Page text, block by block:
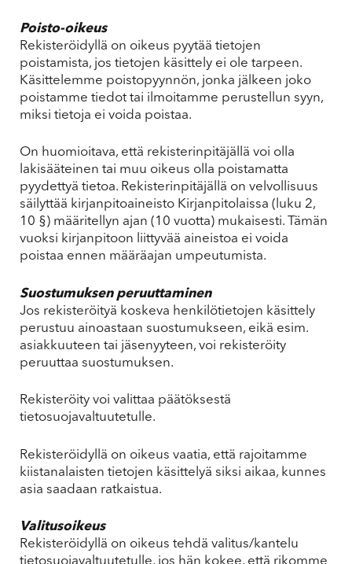
Poisto-oikeus
Rekisteröidyllä on oikeus pyytää tietojen
poistamista, jos tietojen käsittely ei ole tarpeen.
Käsittelemme poistopyynnön, jonka jälkeen joko
poistamme tiedot tai ilmoitamme perustellun syyn,
miksi tietoja ei voida poistaa.
On huomioitava, että rekisterinpitäjällä voi olla
lakisääteinen tai muu oikeus olla poistamatta
pyydettyä tietoa. Rekisterinpitäjällä on velvollisuus
säilyttää kirjanpitoaineisto Kirjanpitolaissa (luku 2,
10 §) määritellyn ajan (10 vuotta) mukaisesti. Tämän
vuoksi kirjanpitoon liittyvää aineistoa ei voida
poistaa ennen määräajan umpeutumista.
Suostumuksen peruuttaminen
Jos rekisteröityä koskeva henkilötietojen käsittely
perustuu ainoastaan suostumukseen, eikä esim.
asiakkuuteen tai jäsenyyteen, voi rekisteröity
peruuttaa suostumuksen.
Rekisteröity voi valittaa päätöksestä
tietosuojavaltuutetulle.
Rekisteröidyllä on oikeus vaatia, että rajoitamme
kiistanalaisten tietojen käsittelyä siksi aikaa, kunnes
asia saadaan ratkaistua.
Valitusoikeus
Rekisteröidyllä on oikeus tehdä valitus/kantelu
tietosuojavaltuutetulle, jos hän kokee, että rikomme